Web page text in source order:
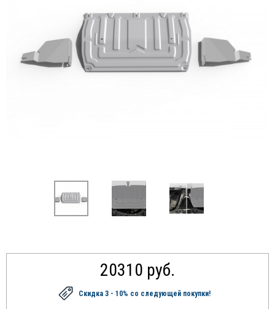
20310 руб.
Скидка 3 - 10% со следующей покупки!